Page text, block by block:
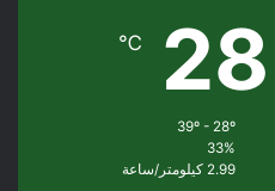
28
℃
39º - 28º
33%
2.99 كيلومتر/ساعة